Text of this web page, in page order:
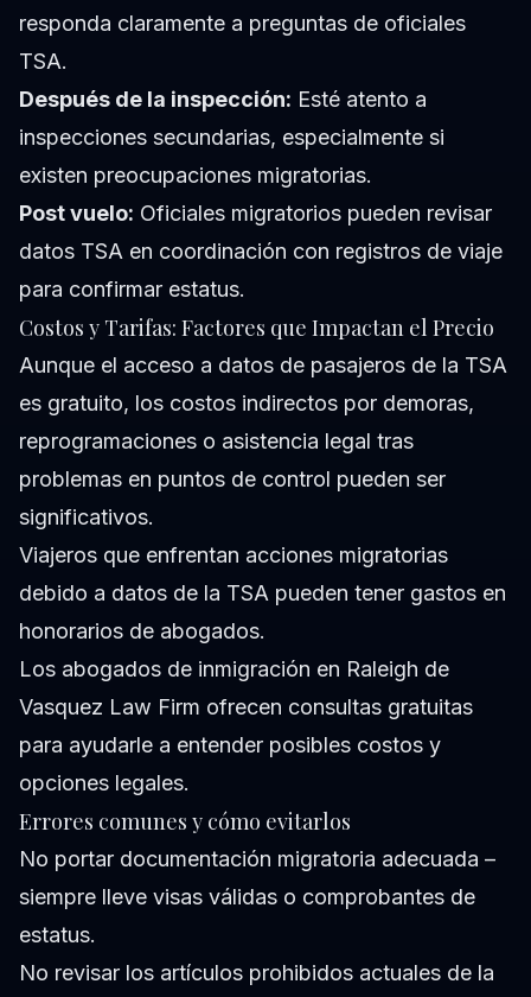
responda claramente a preguntas de oficiales
TSA.
Después de la inspección: Esté atento a
inspecciones secundarias, especialmente si
existen preocupaciones migratorias.
Post vuelo: Oficiales migratorios pueden revisar
datos TSA en coordinación con registros de viaje
para confirmar estatus.
Costos y Tarifas: Factores que Impactan el Precio
Aunque el acceso a datos de pasajeros de la TSA
es gratuito, los costos indirectos por demoras,
reprogramaciones o asistencia legal tras
problemas en puntos de control pueden ser
significativos.
Viajeros que enfrentan acciones migratorias
debido a datos de la TSA pueden tener gastos en
honorarios de abogados.
Los abogados de inmigración en Raleigh de
Vasquez Law Firm ofrecen consultas gratuitas
para ayudarle a entender posibles costos y
opciones legales.
Errores comunes y cómo evitarlos
No portar documentación migratoria adecuada –
siempre lleve visas válidas o comprobantes de
estatus.
No revisar los artículos prohibidos actuales de la